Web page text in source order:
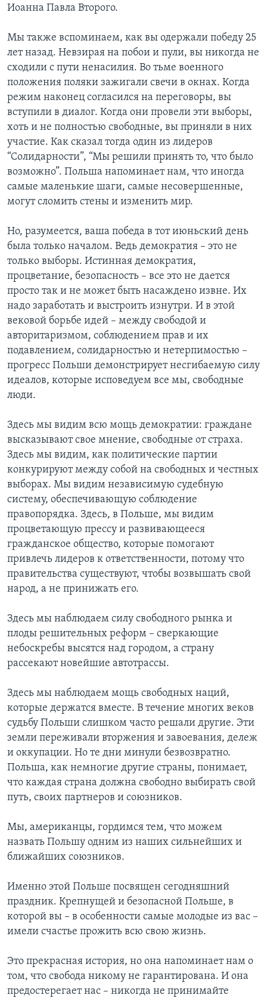
Иоанна Павла Второго.
Мы также вспоминаем, как вы одержали победу 25
лет назад. Невзирая на побои и пули, вы никогда не
сходили с пути ненасилия. Во тьме военного
положения поляки зажигали свечи в окнах. Когда
режим наконец согласился на переговоры, вы
вступили в диалог. Когда они провели эти выборы,
хоть и не полностью свободные, вы приняли в них
участие. Как сказал тогда один из лидеров
“Солидарности”, “Мы решили принять то, что было
возможно”. Польша напоминает нам, что иногда
самые маленькие шаги, самые несовершенные,
могут сломить стены и изменить мир.
Но, разумеется, ваша победа в тот июньский день
была только началом. Ведь демократия – это не
только выборы. Истинная демократия,
процветание, безопасность – все это не дается
просто так и не может быть насаждено извне. Их
надо заработать и выстроить изнутри. И в этой
вековой борьбе идей – между свободой и
авторитаризмом, соблюдением прав и их
подавлением, солидарностью и нетерпимостью –
прогресс Польши демонстрирует несгибаемую силу
идеалов, которые исповедуем все мы, свободные
люди.
Здесь мы видим всю мощь демократии: граждане
высказывают свое мнение, свободные от страха.
Здесь мы видим, как политические партии
конкурируют между собой на свободных и честных
выборах. Мы видим независимую судебную
систему, обеспечивающую соблюдение
правопорядка. Здесь, в Польше, мы видим
процветающую прессу и развивающееся
гражданское общество, которые помогают
привлечь лидеров к ответственности, потому что
правительства существуют, чтобы возвышать свой
народ, а не принижать его.
Здесь мы наблюдаем силу свободного рынка и
плоды решительных реформ – сверкающие
небоскребы высятся над городом, а страну
рассекают новейшие автотрассы.
Здесь мы наблюдаем мощь свободных наций,
которые держатся вместе. В течение многих веков
судьбу Польши слишком часто решали другие. Эти
земли переживали вторжения и завоевания, дележ
и оккупации. Но те дни минули безвозвратно.
Польша, как немногие другие страны, понимает,
что каждая страна должна свободно выбирать свой
путь, своих партнеров и союзников.
Мы, американцы, гордимся тем, что можем
назвать Польшу одним из наших сильнейших и
ближайших союзников.
Именно этой Польше посвящен сегодняшний
праздник. Крепнущей и безопасной Польше, в
которой вы – в особенности самые молодые из вас –
имели счастье прожить всю свою жизнь.
Это прекрасная история, но она напоминает нам о
том, что свобода никому не гарантирована. И она
предостерегает нас – никогда не принимайте